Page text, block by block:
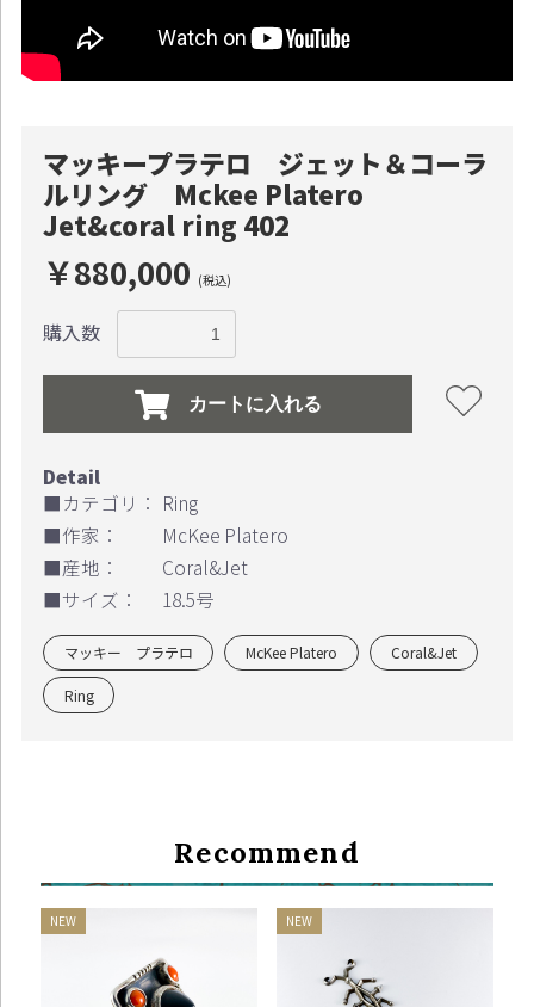
マッキープラテロ ジェット＆コーラ
ルリング Mckee Platero
Jet&coral ring 402
￥880,000 (税込)
購入数
カートに入れる
■カテゴリ： Ring
■作家：
McKee Platero
■産地：
Coral&Jet
■サイズ：
18.5号
マッキー プラテロ McKee Platero Coral&Jet
Ring
Recommend